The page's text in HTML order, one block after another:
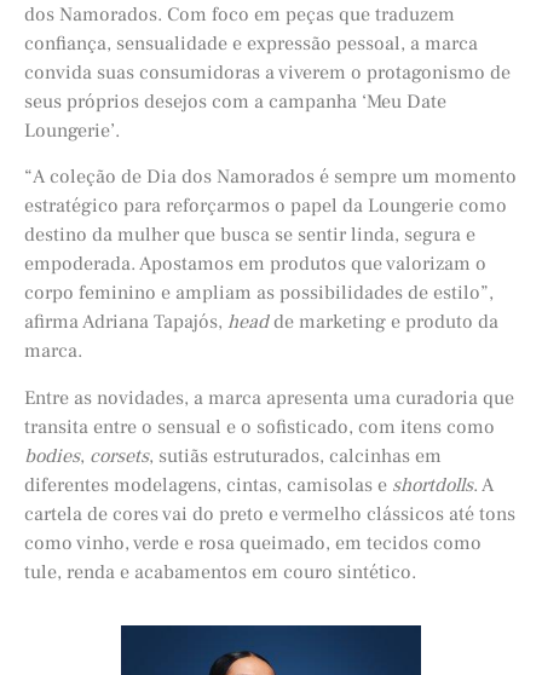
dos Namorados. Com foco em peças que traduzem
confiança, sensualidade e expressão pessoal, a marca
convida suas consumidoras a viverem o protagonismo de
seus próprios desejos com a campanha ‘Meu Date
Loungerie’.
“A coleção de Dia dos Namorados é sempre um momento
estratégico para reforçarmos o papel da Loungerie como
destino da mulher que busca se sentir linda, segura e
empoderada. Apostamos em produtos que valorizam o
corpo feminino e ampliam as possibilidades de estilo”,
afirma Adriana Tapajós, headde marketing e produto da
marca.
Entre as novidades, a marca apresenta uma curadoria que
transita entre o sensual e o sofisticado, com itens como
bodies, corsets, sutiãs estruturados, calcinhas em
diferentes modelagens, cintas, camisolas e shortdolls. A
cartela de cores vai do preto e vermelho clássicos até tons
como vinho, verde e rosa queimado, em tecidos como
tule, renda e acabamentos em couro sintético.